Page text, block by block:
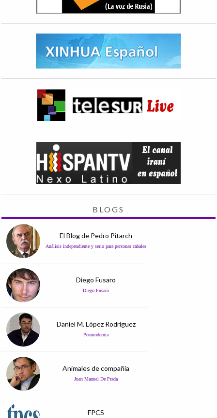
BLOGS
El Blog de Pedro Pitarch
Análisis independiente y serio para personas cabales
Diego Fusaro
Diego Fusaro
Daniel M. López Rodríguez
Posmodernia
Animales de compañía
Juan Manuel De Prada
FPCS